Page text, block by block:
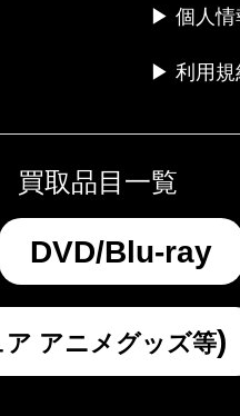
▶ 個人情
▶ 利用規
買取品目一覧
DVD/Blu-ray
ア アニメグッズ等)